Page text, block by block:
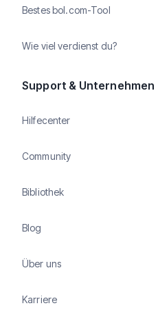
Bestes bol.com-Tool
Wie viel verdienst du?
Support & Unternehmen
Hilfecenter
Community
Bibliothek
Blog
Über uns
Karriere